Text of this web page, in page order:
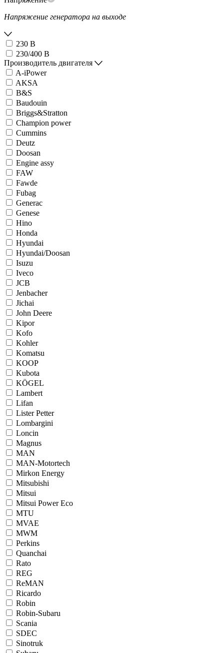
Напряжение генератора на выходе
230 В
230/400 В
Производитель двигателя
A-iPower
AKSA
B&S
Baudouin
Briggs&Stratton
Champion power
Cummins
Deutz
Doosan
Engine assy
FAW
Fawde
Fubag
Generac
Genese
Hino
Honda
Hyundai
Hyundai/Doosan
Isuzu
Iveco
JCB
Jenbacher
Jichai
John Deere
Kipor
Kofo
Kohler
Komatsu
KOOP
Kubota
KÖGEL
Lambert
Lifan
Lister Petter
Lombargini
Loncin
Magnus
MAN
MAN-Motortech
Mirkon Energy
Mitsubishi
Mitsui
Mitsui Power Eco
MTU
MVAE
MWM
Perkins
Quanchai
Rato
REG
ReMAN
Ricardo
Robin
Robin-Subaru
Scania
SDEC
Sinotruk